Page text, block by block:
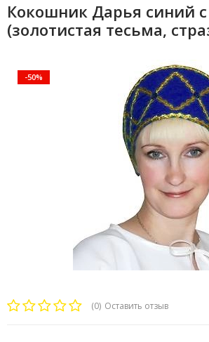
Кокошник Дарья синий
(золотистая тесьма,
-50%
(0) Оставить отзыв